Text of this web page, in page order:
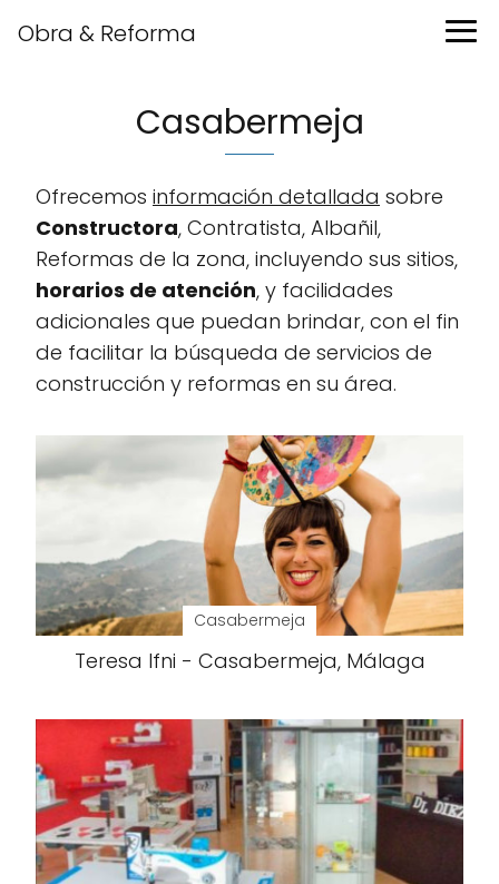
Obra & Reforma
Casabermeja
Ofrecemos información detallada sobre
Constructora, Contratista, Albañil,
Reformas de la zona, incluyendo sus sitios,
horarios de atención, y facilidades
adicionales que puedan brindar, con el fin
de facilitar la búsqueda de servicios de
construcción y reformas en su área.
Casabermeja
Teresa Ifni - Casabermeja, Málaga